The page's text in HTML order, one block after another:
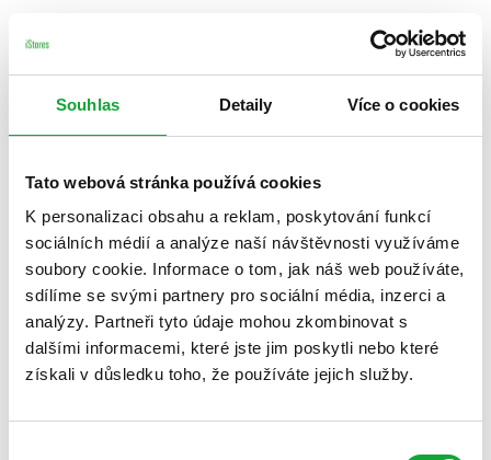
Souhlas Detaily Více o cookies
Tato webová stránka používá cookies
K personalizaci obsahu a reklam, poskytování funkcí
sociálních médií a analýze naší návštěvnosti využíváme
soubory cookie. Informace o tom, jak náš web používáte,
sdílíme se svými partnery pro sociální média, inzerci a
analýzy. Partneři tyto údaje mohou zkombinovat s
dalšími informacemi, které jste jim poskytli nebo které
získali v důsledku toho, že používáte jejich služby.